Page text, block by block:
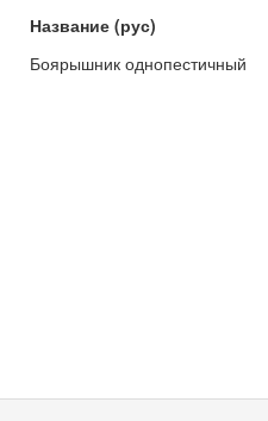
Название (рус)
Боярышник однопестичный